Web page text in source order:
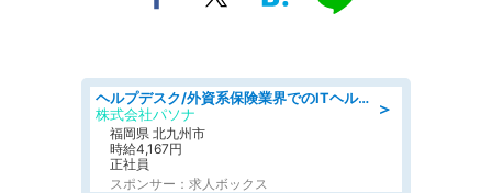
＞
ヘルプデスク/外資系保険業界でのITヘルプデスク業務/駅近/即日勤務可/ヘルプデスク
株式会社パソナ
福岡県 北九州市
時給4,167円
正社員
スポンサー：求人ボックス